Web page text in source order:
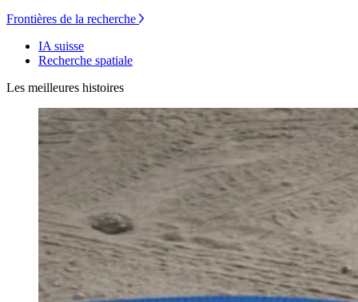
Frontières de la recherche
IA suisse
Recherche spatiale
Les meilleures histoires